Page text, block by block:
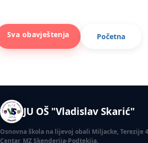
Sva obavještenja Početna
JU OŠ "Vladislav Skarić"
Osnovna škola na lijevoj obali Miljacke, Terezije
Centar, MZ Skenderija-Podtekija.